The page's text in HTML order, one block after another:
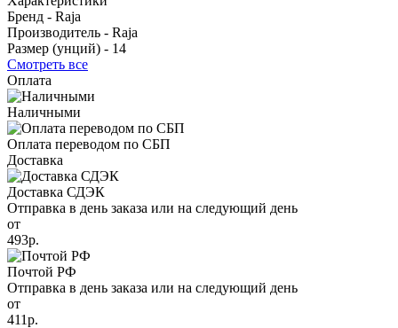
Бренд - Raja
Производитель - Raja
Размер (унций) - 14
Смотреть все
Оплата
Наличными
Оплата переводом по СБП
Доставка
Доставка СДЭК
Отправка в день заказа или на следующий день
от
493р.
Почтой РФ
Отправка в день заказа или на следующий день
от
411р.